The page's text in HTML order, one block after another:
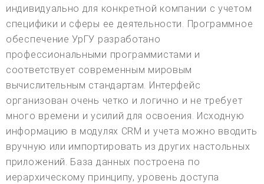
индивидуально для конкретной компании с учетом
специфики и сферы ее деятельности. Программное
обеспечение УрГУ разработано
профессиональными программистами и
соответствует современным мировым
вычислительным стандартам. Интерфейс
организован очень четко и логично и не требует
много времени и усилий для освоения. Исходную
информацию в модулях CRM и учета можно вводить
вручную или импортировать из других настольных
приложений. База данных построена по
иерархическому принципу, уровень доступа